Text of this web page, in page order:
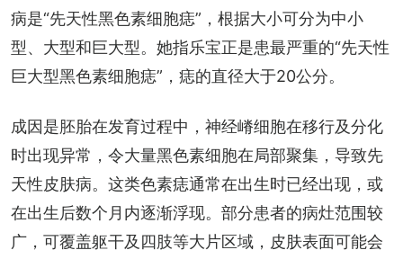
病是“先天性黑色素细胞痣”，根据大小可分为中小
型、大型和巨大型。她指乐宝正是患最严重的“先天性
巨大型黑色素细胞痣”，痣的直径大于20公分。
成因是胚胎在发育过程中，神经嵴细胞在移行及分化
时出现异常，令大量黑色素细胞在局部聚集，导致先
天性皮肤病。这类色素痣通常在出生时已经出现，或
在出生后数个月内逐渐浮现。部分患者的病灶范围较
广，可覆盖躯干及四肢等大片区域，皮肤表面可能会